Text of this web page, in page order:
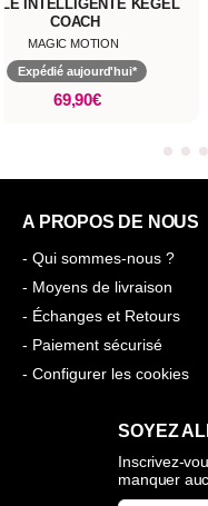
INTELLIGENTE KEGEL
COACH
MAGIC MOTION
Expédié aujourd'hui*
69,90€
A PROPOS DE NOUS
- Qui sommes-nous ?
- Moyens de livraison
- Échanges et Retours
- Paiement sécurisé
- Configurer les cookies
SOYEZ
Inscrivez-
manquer